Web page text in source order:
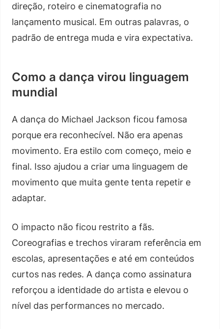
direção, roteiro e cinematografia no
lançamento musical. Em outras palavras, o
padrão de entrega muda e vira expectativa.
Como a dança virou linguagem
mundial
A dança do Michael Jackson ficou famosa
porque era reconhecível. Não era apenas
movimento. Era estilo com começo, meio e
final. Isso ajudou a criar uma linguagem de
movimento que muita gente tenta repetir e
adaptar.
O impacto não ficou restrito a fãs.
Coreografias e trechos viraram referência em
escolas, apresentações e até em conteúdos
curtos nas redes. A dança como assinatura
reforçou a identidade do artista e elevou o
nível das performances no mercado.